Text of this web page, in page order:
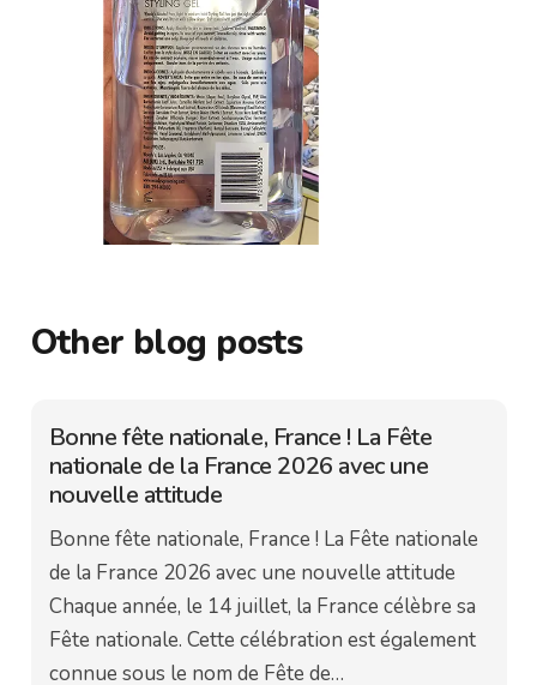
Other blog posts
Bonne fête nationale, France ! La Fête
nationale de la France 2026 avec une
nouvelle attitude
Bonne fête nationale, France ! La Fête nationale
de la France 2026 avec une nouvelle attitude
Chaque année, le 14 juillet, la France célèbre sa
Fête nationale. Cette célébration est également
connue sous le nom de Fête de…